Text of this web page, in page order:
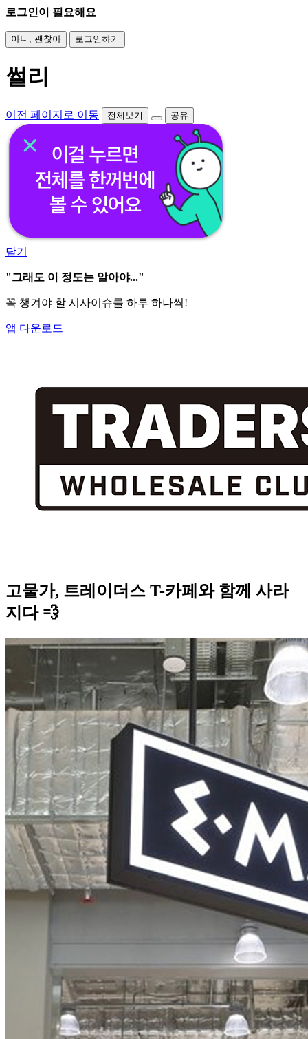
로그인이 필요해요
아니, 괜찮아 로그인하기
썰리
이전 페이지로 이동 전체보기 공유
닫기
"그래도 이 정도는 알아야..."
꼭 챙겨야 할 시사이슈를 하루 하나씩!
앱 다운로드
고물가, 트레이더스 T-카페와 함께 사라
지다 💨